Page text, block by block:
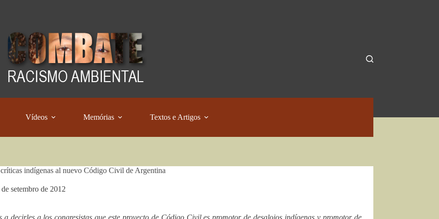
Vídeos Memórias Textos e Artigos
indígenas al nuevo Código Civil de Argentina
setembro de 2012
a decirles a los congresistas que este proyecto de Código Civil es promotor de desalojos indígenas y promotor de